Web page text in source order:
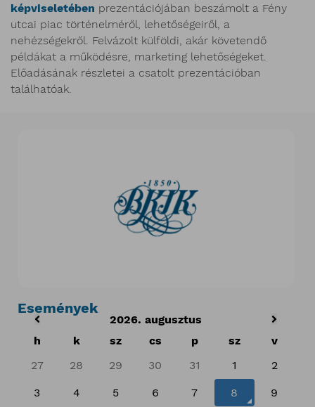
képviseletében prezentációjában beszámolt a Fény
utcai piac történelméről, lehetőségeiről, a
nehézségekről. Felvázolt külföldi, akár követendő
példákat a működésre, marketing lehetőségeket.
Előadásának részletei a csatolt prezentációban
találhatóak.
Események
2026. augusztus
h
k sz cs p sz
v
27
28 29 30 31 1 2
3 4 5 6 7 8 9